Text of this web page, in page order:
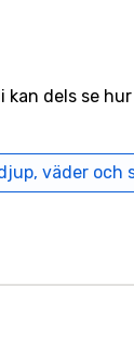
kan dels se
väder och